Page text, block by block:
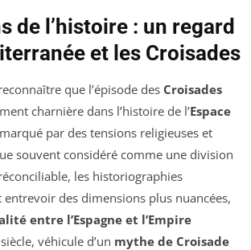
de l’histoire : un regard
et les Croisades
que l’épisode des Croisades
charnière dans l’histoire de l’Espace
par des tensions religieuses et
souvent considéré comme une division
les historiographies
entrevoir des dimensions plus nuancées,
entre l’Espagne et l’Empire
véhicule d’un mythe de Croisade